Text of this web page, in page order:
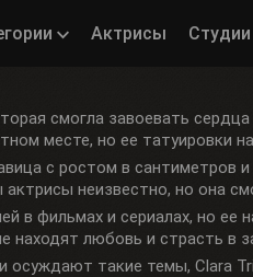
Актрисы Студии
смогла завоевать
месте, но ее
с ростом в
неизвестно, но она
в фильмах и сериалах, но
находят любовь и страсть в
осуждают такие темы, Clara